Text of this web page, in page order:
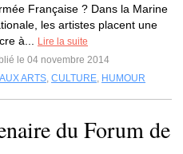
Française ? Dans la Marine
les artistes placent une
à...
Lire la suite
le 04 novembre 2014
ARTS, CULTURE, HUMOUR
du Forum de